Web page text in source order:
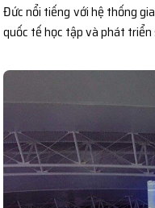
Đức nổi tiếng với hệ thống
quốc tế học tập và phát triển